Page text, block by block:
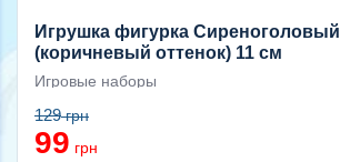
Игрушка фигурка Сиреноголовый
(коричневый оттенок) 11 см
Игровые наборы
129грн
99 грн